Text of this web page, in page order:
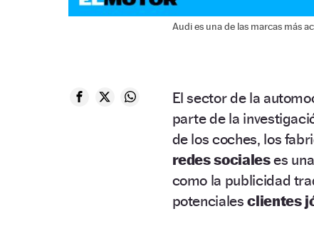
Audi es una de las marcas más
El sector de la
parte de la
de los coches, los
redes socialeses
como la publicidad
potencialesclientes